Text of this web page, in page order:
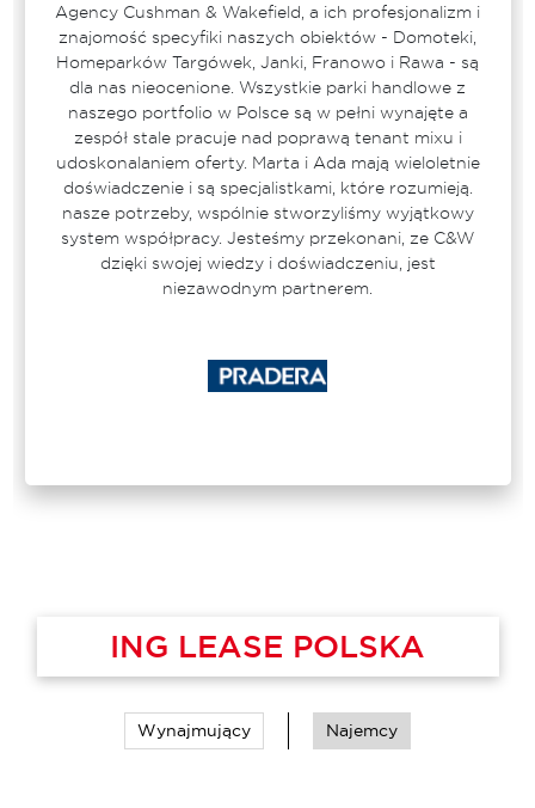
Agency Cushman & Wakefield, a ich profesjonalizm i
znajomość specyfiki naszych obiektów - Domoteki,
Homeparków Targówek, Janki, Franowo i Rawa - są
dla nas nieocenione. Wszystkie parki handlowe z
naszego portfolio w Polsce są w pełni wynajęte a
zespół stale pracuje nad poprawą tenant mixu i
udoskonalaniem oferty. Marta i Ada mają wieloletnie
doświadczenie i są specjalistkami, które rozumieją.
nasze potrzeby, wspólnie stworzyliśmy wyjątkowy
system współpracy. Jesteśmy przekonani, ze C&W
dzięki swojej wiedzy i doświadczeniu, jest
niezawodnym partnerem.
ING LEASE POLSKA
Wynajmujący Najemcy